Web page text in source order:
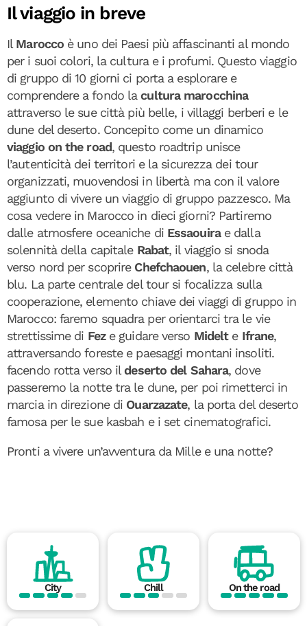
Il viaggio in breve
Il Marocco è uno dei Paesi più affascinanti al mondo
per i suoi colori, la cultura e i profumi. Questo viaggio
di gruppo di 10 giorni ci porta a esplorare e
comprendere a fondo lacultura marocchina
attraverso le sue città più belle, i villaggi berberi e le
dune del deserto. Concepito come un dinamico
viaggio on the road, questo roadtrip unisce
l’autenticità dei territori e la sicurezza dei tour
organizzati, muovendosi in libertà ma con il valore
aggiunto di vivere un viaggio di gruppo pazzesco. Ma
cosa vedere in Marocco in dieci giorni? Partiremo
dalle atmosfere oceaniche di Essaouira e dalla
solennità della capitale Rabat, il viaggio si snoda
verso nord per scoprire Chefchaouen, la celebre città
blu. La parte centrale del tour si focalizza sulla
cooperazione, elemento chiave dei viaggi di gruppo in
Marocco: faremo squadra per orientarci tra le vie
strettissime di Feze guidare verso Midelt e Ifrane,
attraversando foreste e paesaggi montani insoliti.
facendo rotta verso ildeserto del Sahara, dove
passeremo la notte tra le dune, per poi rimetterci in
marcia in direzione di Ouarzazate, la porta del deserto
famosa per le sue kasbah e i set cinematografici.
Pronti a vivere un’avventura da Mille e una notte?
City Chill On the road